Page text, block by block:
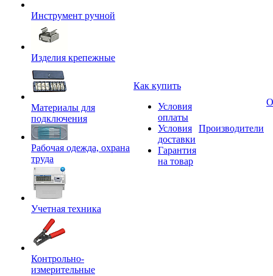
Инструмент ручной
Изделия крепежные
Материалы для
подключения
Рабочая одежда, охрана
труда
Учетная техника
Контрольно-
измерительные
Как купить
Условия
оплаты
Условия
доставки
Гарантия
на товар
Производители